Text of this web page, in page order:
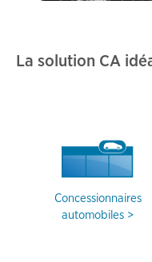
La solution CA
Concessionnaires
automobiles